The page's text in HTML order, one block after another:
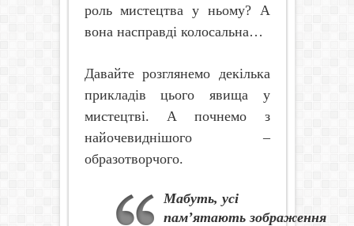
роль мистецтва у ньому? А
вона насправді колосальна…
Давайте розглянемо декілька
прикладів цього явища у
мистецтві. А почнемо з
найочевиднішого –
образотворчого.
Мабуть, усі
пам’ятають зображення